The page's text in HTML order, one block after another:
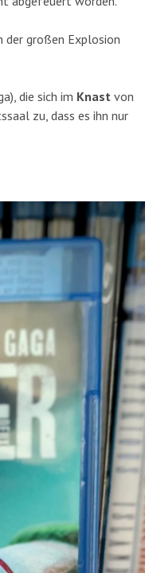
der großen Explosion
die sich im Knast von
zu, dass es ihn nur